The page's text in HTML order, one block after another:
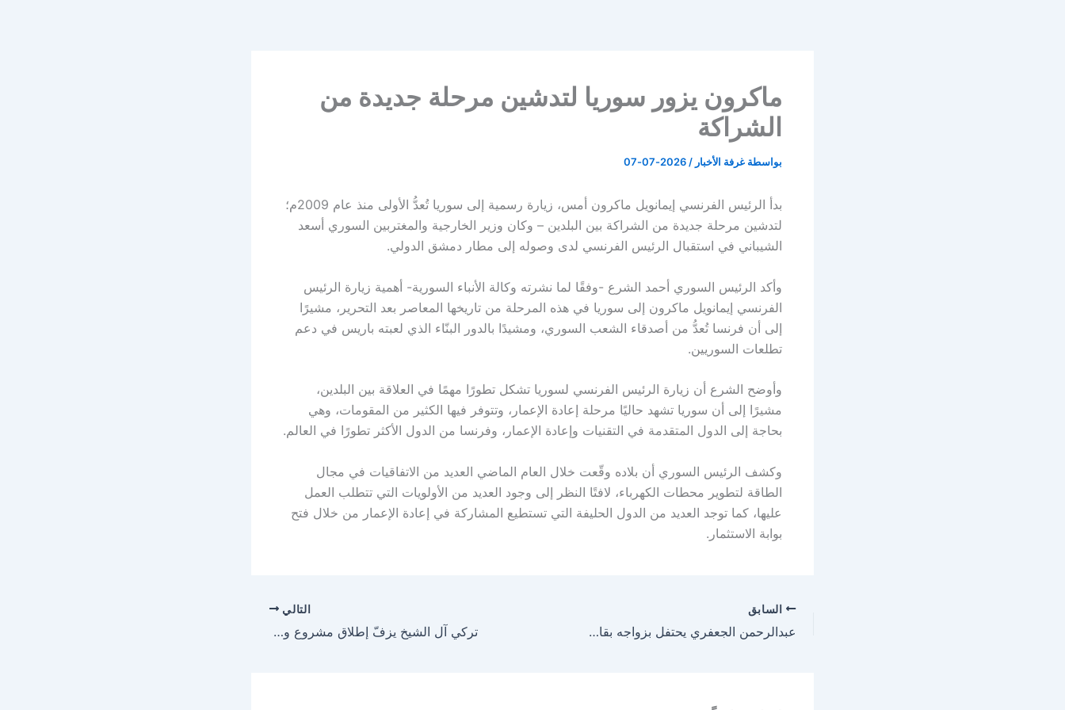
ماكرون يزور سوريا لتدشين مرحلة جديدة من
الشراكة
بواسطة غرفة الأخبار /
2026-07-07
بدأ الرئيس الفرنسي إيمانويل ماكرون أمس، زيارة رسمية إلى سوريا تُعدُّ الأولى منذ عام 2009م؛
لتدشين مرحلة جديدة من الشراكة بين البلدين – وكان وزير الخارجية والمغتربين السوري أسعد
الشيباني في استقبال الرئيس الفرنسي لدى وصوله إلى مطار دمشق الدولي.
وأكد الرئيس السوري أحمد الشرع -وفقًا لما نشرته وكالة الأنباء السورية- أهمية زيارة الرئيس
الفرنسي إيمانويل ماكرون إلى سوريا في هذه المرحلة من تاريخها المعاصر بعد التحرير، مشيرًا
إلى أن فرنسا تُعدُّ من أصدقاء الشعب السوري، ومشيدًا بالدور البنّاء الذي لعبته باريس في دعم
تطلعات السوريين.
وأوضح الشرع أن زيارة الرئيس الفرنسي لسوريا تشكل تطورًا ‏مهمًا في العلاقة بين البلدين‎،
مشيرًا إلى أن سوريا تشهد حاليًا مرحلة إعادة الإعمار، وتتوفر فيها الكثير من المقومات، وهي
بحاجة إلى الدول المتقدمة في التقنيات وإعادة الإعمار، وفرنسا من الدول الأكثر تطورًا في العالم.
وكشف الرئيس السوري أن بلاده وقّعت خلال العام الماضي العديد من الاتفاقيات في مجال
الطاقة لتطوير محطات الكهرباء، لافتًا النظر إلى وجود العديد من الأولويات التي تتطلب العمل
عليها، كما توجد العديد من الدول الحليفة التي تستطيع المشاركة في إعادة الإعمار من خلال فتح
بوابة الاستثمار.
السابق
عبدالرحمن الجعفري يحتفل بزواجه بقاعة بن مطيع بالمظيلف
التالي
تركي آل الشيخ يزفّ إطلاق مشروع وجهة “قلب نجران”